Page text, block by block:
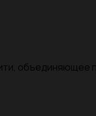
объединяющее